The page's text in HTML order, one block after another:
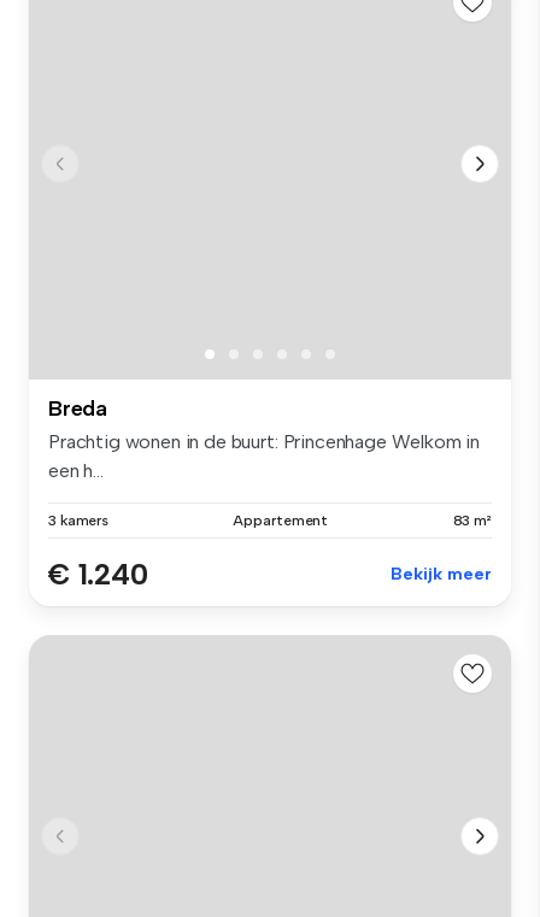
Breda
Prachtig wonen in de buurt: Princenhage Welkom in
een h...
3 kamers Appartement 83 m²
€ 1.240 Bekijk meer